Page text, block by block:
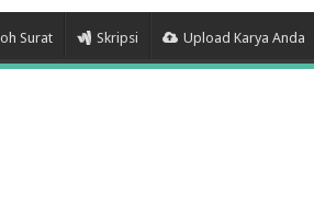
Surat Skripsi Upload Karya Anda